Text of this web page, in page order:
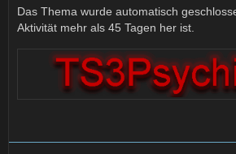
Das Thema wurde automatisch
Aktivität mehr als 45 Tagen her ist.